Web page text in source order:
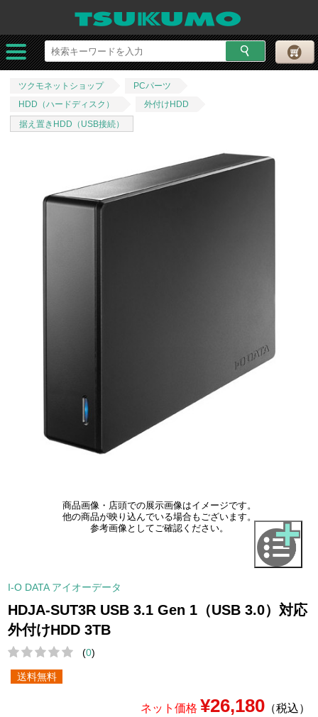
ツクモネットショップ
PCパーツ
HDD（ハードディスク）
外付けHDD
据え置きHDD（USB接続）
商品画像・店頭での展示画像はイメージです。
他の商品が映り込んでいる場合もございます。
参考画像としてご確認ください。
I-O DATA アイオーデータ
HDJA-SUT3R USB 3.1 Gen 1（USB 3.0）対応
外付けHDD 3TB
(0)
送料無料
ネット価格 ¥26,180（税込）